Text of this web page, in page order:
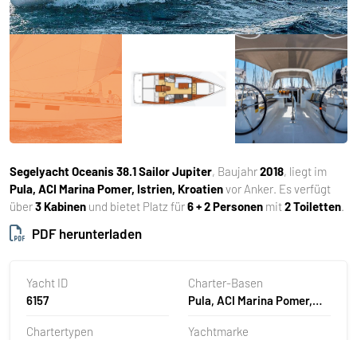
SegelyachtOceanis 38.1 Sailor Jupiter, Baujahr2018, liegt im
Pula, ACI Marina Pomer, Istrien, Kroatienvor Anker. Es verfügt
über3 Kabinen und bietet Platz für6 + 2 Personen mit2 Toiletten.
PDF herunterladen
Yacht ID
6157
Charter-Basen
Pula, ACI Marina Pomer,
Chartertypen
Yachtmarke